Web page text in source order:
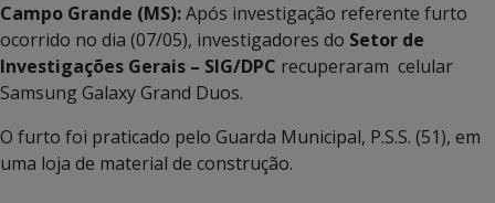
Campo Grande (MS):Após investigação referente furto
ocorrido no dia (07/05), investigadores do Setor de
Investigações Gerais – SIG/DPC recuperaram celular
Samsung Galaxy Grand Duos.
O furto foi praticado pelo Guarda Municipal, P.S.S. (51), em
uma loja de material de construção.